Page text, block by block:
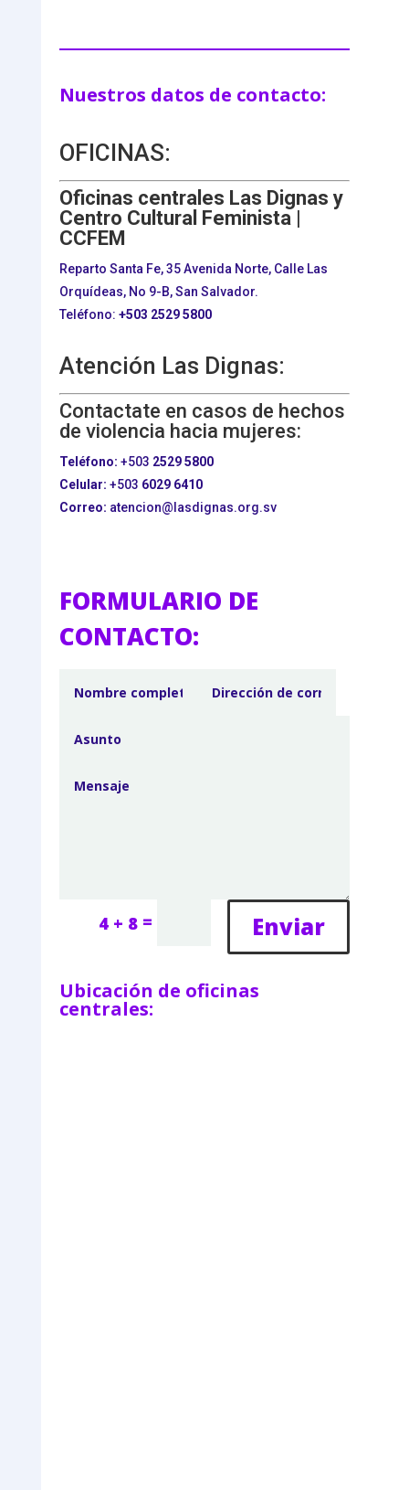
Nuestros datos de contacto:
OFICINAS:
Oficinas centrales Las Dignas y
Centro Cultural Feminista |
CCFEM
Reparto Santa Fe, 35 Avenida Norte, Calle Las
Orquídeas, No 9-B, San Salvador.
Teléfono: +503 2529 5800
Atención Las Dignas:
Contactate en casos de hechos
de violencia hacia mujeres:
Teléfono: +503 2529 5800
Celular: +503 6029 6410
Correo: atencion@lasdignas.org.sv
FORMULARIO DE
CONTACTO:
4 + 8 = Enviar
Ubicación de oficinas
centrales: